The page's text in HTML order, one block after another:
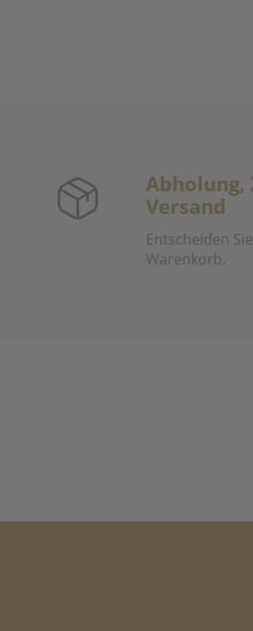
Abholung,
Versand
Entscheiden
Warenkorb.